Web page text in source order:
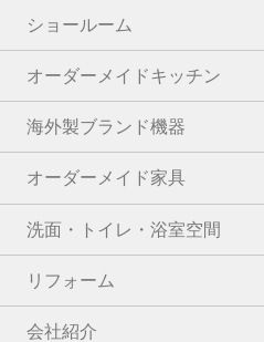
ショールーム
オーダーメイドキッチン
海外製ブランド機器
オーダーメイド家具
洗面・トイレ・浴室空間
リフォーム
会社紹介